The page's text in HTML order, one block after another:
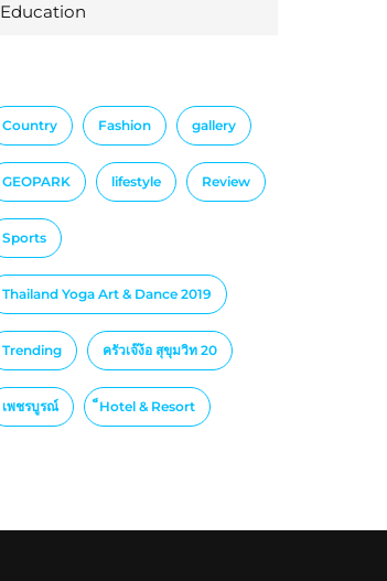
Education
Country Fashion gallery
GEOPARK lifestyle Review
Sports
Thailand Yoga Art & Dance 2019
Trending ครัวเจ๊ง้อ สุขุมวิท 20
เพชรบูรณ์ ็Hotel & Resort